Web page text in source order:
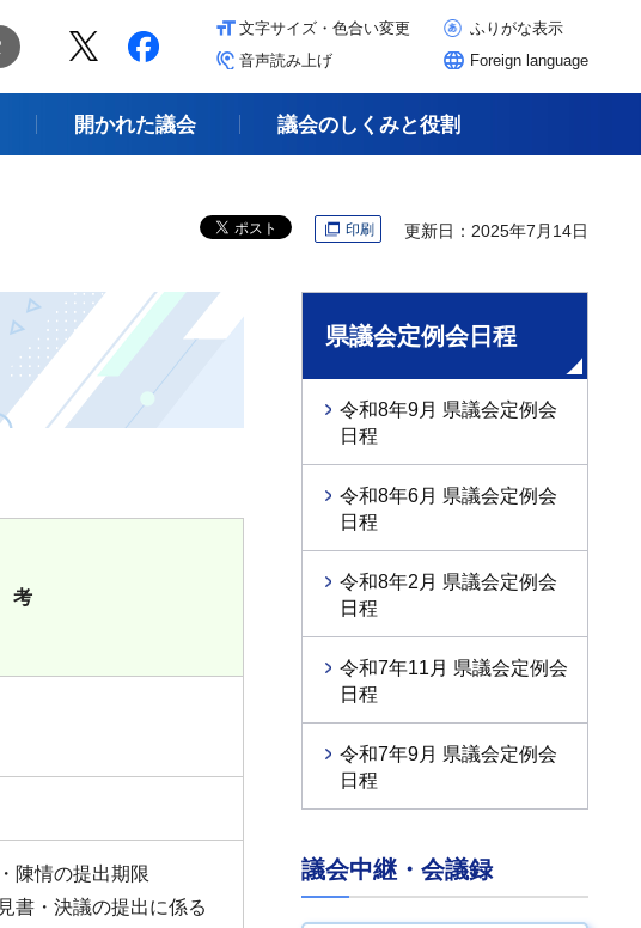
文字サイズ・色合い変更
ふりがな表示
音声読み上げ
Foreign language
開かれた議会 議会のしくみと役割
印刷 更新日：2025年7月14日
考
陳情の提出期限
見書・決議の提出に係る
県議会定例会日程
令和8年9月 県議会定例会
日程
令和8年6月 県議会定例会
日程
令和8年2月 県議会定例会
日程
令和7年11月 県議会定例会
日程
令和7年9月 県議会定例会
日程
議会中継・会議録